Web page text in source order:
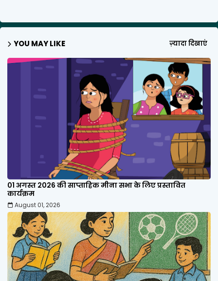
YOU MAY LIKE ज़्यादा दिखाएं
01 अगस्त 2026 की साप्ताहिक मीना सभा के लिए प्रस्तावित
कार्यक्रम
August 01, 2026